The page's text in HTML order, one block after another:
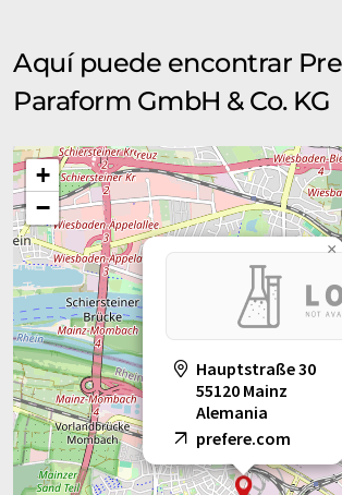
Aquí puede encontrar
Paraform GmbH & Co. KG
Hauptstraße 30
55120 Mainz
Alemania
prefere.com
×
+
−